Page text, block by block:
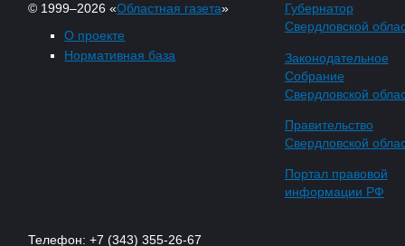
© 1999–2026 «Областная газета»
О проекте
Нормативная база
Губернатор
Свердловской
Законодательное
Собрание
Свердловской
Правительство
Свердловской
Портал правовой
информации РФ
Телефон: +7 (343) 355-26-67